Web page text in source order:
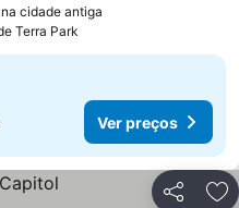
cidade antiga
Terra Park
Ver preços
Partilhar